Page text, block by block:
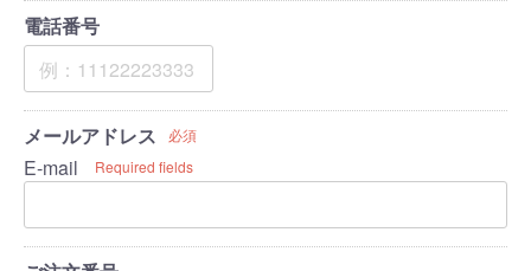
電話番号
メールアドレス 必須
E-mail Required fields